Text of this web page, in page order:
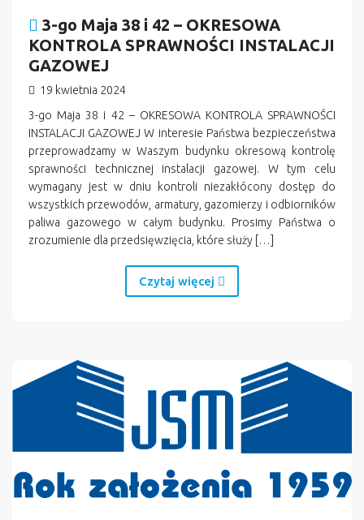
3-go Maja 38 i 42 – OKRESOWA
KONTROLA SPRAWNOŚCI INSTALACJI
GAZOWEJ
19 kwietnia 2024
3-go Maja 38 i 42 – OKRESOWA KONTROLA SPRAWNOŚCI
INSTALACJI GAZOWEJ W interesie Państwa bezpieczeństwa
przeprowadzamy w Waszym budynku okresową kontrolę
sprawności technicznej instalacji gazowej. W tym celu
wymagany jest w dniu kontroli niezakłócony dostęp do
wszystkich przewodów, armatury, gazomierzy i odbiorników
paliwa gazowego w całym budynku. Prosimy Państwa o
zrozumienie dla przedsięwzięcia, które służy […]
Czytaj więcej